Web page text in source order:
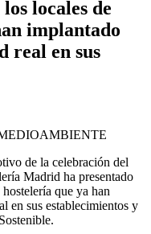
locales de
implantado
real en sus
de la celebración del
Madrid ha presentado
que ya han
en sus establecimientos y